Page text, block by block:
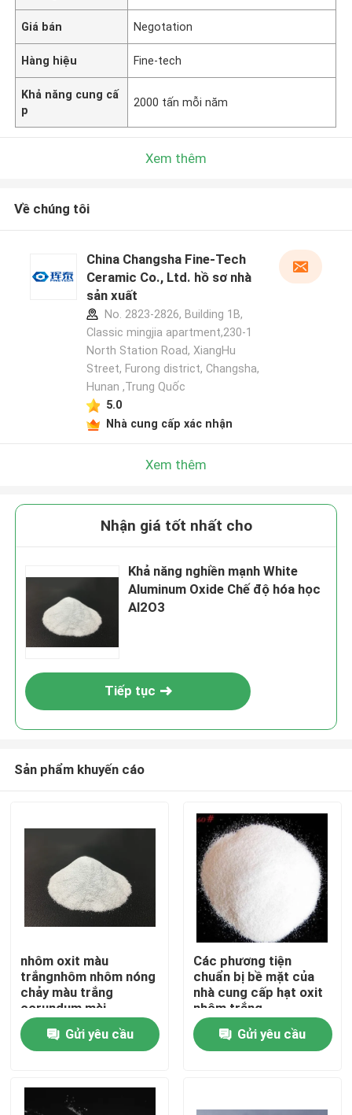
Nhà
Về chúng tôi
Giá bán Negotation
Hàng hiệu Fine-tech
Khả năng cung cấ
p
2000 tấn mỗi năm
Xem thêm
Về chúng tôi
China Changsha Fine-Tech
Ceramic Co., Ltd. hồ sơ nhà
sản xuất
No. 2823-2826, Building 1B,
Classic mingjia apartment,230-1
North Station Road, XiangHu
Street, Furong district, Changsha,
Hunan ,Trung Quốc
5.0
Nhà cung cấp xác nhận
Xem thêm
Nhận giá tốt nhất cho
Khả năng nghiền mạnh White
Aluminum Oxide Chế độ hóa học
Al2O3
Tiếp tục
Sản phẩm khuyến cáo
nhôm oxit màu
trắngnhôm nhôm nóng
chảy màu trắng
corundum mài
trắngnhôm oxit hạt
Gửi yêu cầu
Các phương tiện
chuẩn bị bề mặt của
nhà cung cấp hạt oxit
nhôm trắng
Gửi yêu cầu